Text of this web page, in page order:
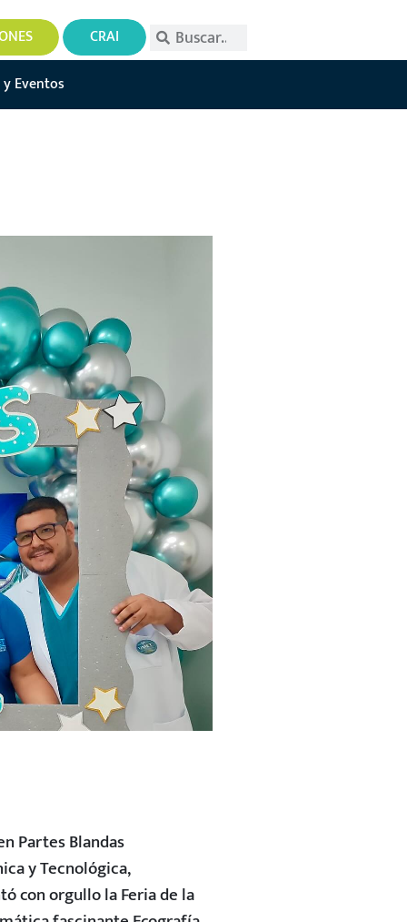
CRAI
Eventos
Partes Blandas
y Tecnológica,
con orgullo la Feria de la